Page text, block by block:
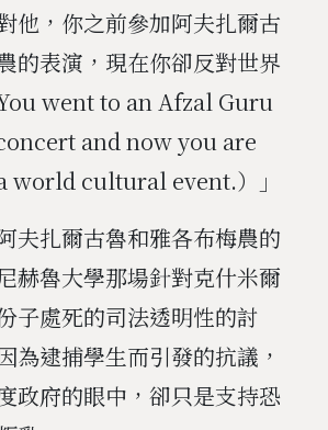
他，你之前參加阿夫扎爾古
的表演，現在你卻反對世界
went to an Afzal Guru
and now you are
world cultural event.）」
夫扎爾古魯和雅各布梅農的
赫魯大學那場針對克什米爾
子處死的司法透明性的討
為逮捕學生而引發的抗議，
政府的眼中，卻只是支持恐